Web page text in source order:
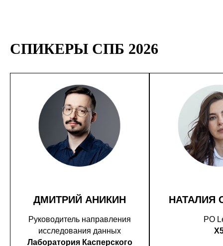
СПИКЕРЫ СПБ 2026
ДМИТРИЙ АНИКИН
Руководитель направления
исследования данных
Лаборатория Касперского
НАТАЛИЯ
PO